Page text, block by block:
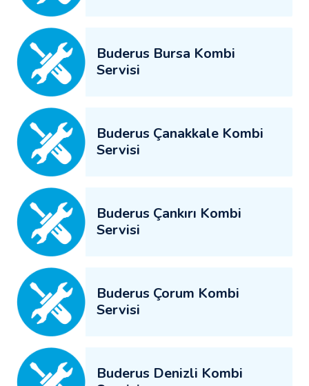
Buderus Bursa Kombi
Servisi
Buderus Çanakkale Kombi
Servisi
Buderus Çankırı Kombi
Servisi
Buderus Çorum Kombi
Servisi
Buderus Denizli Kombi